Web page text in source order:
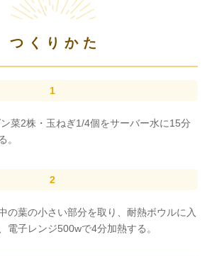
つくりかた
菜2株・玉ねぎ1/4個をサーバー水に15分
。
の葉の小さい部分を取り、耐熱ボウルに入
電子レンジ500wで4分加熱する。